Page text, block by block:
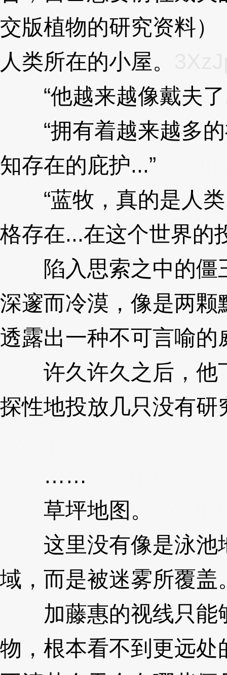
交版植物的研究资料
人类所在的小屋。
“他越来越像戴夫了
“拥有着越来越多的
知存在的庇护...”
“蓝牧，真的是人类
格存在...在这个世界的
陷入思索之中的僵
深邃而冷漠，像是两
透露出一种不可言喻的
许久许久之后，他
探性地投放几只没有
……
草坪地图。
这里没有像是泳池
域，而是被迷雾所覆盖
加藤惠的视线只能
物，根本看不到更远